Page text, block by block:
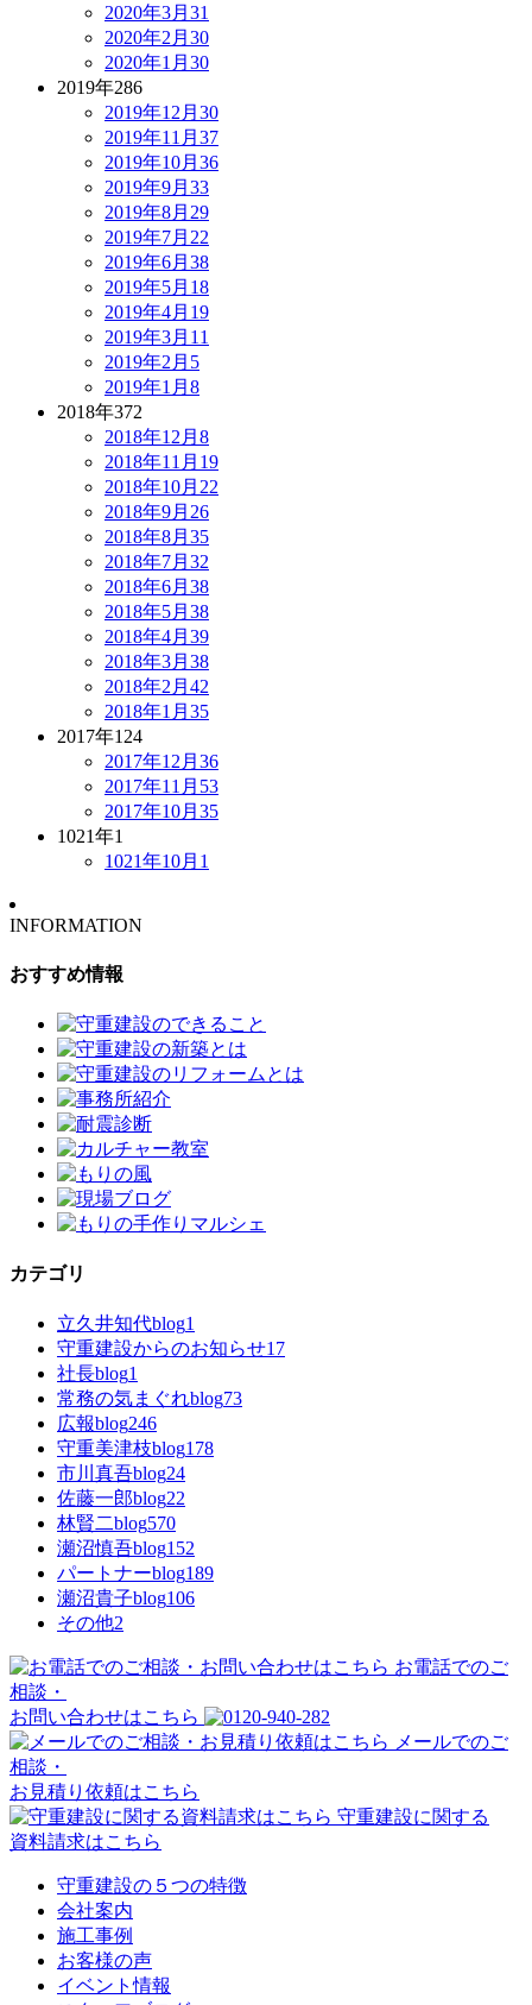
2020年3月 31
2020年2月 30
2020年1月 30
2019年286
2019年12月 30
2019年11月 37
2019年10月 36
2019年9月 33
2019年8月 29
2019年7月 22
2019年6月 38
2019年5月 18
2019年4月 19
2019年3月 11
2019年2月 5
2019年1月 8
2018年372
2018年12月 8
2018年11月 19
2018年10月 22
2018年9月 26
2018年8月 35
2018年7月 32
2018年6月 38
2018年5月 38
2018年4月 39
2018年3月 38
2018年2月 42
2018年1月 35
2017年124
2017年12月 36
2017年11月 53
2017年10月 35
1021年1
1021年10月 1
INFORMATION
おすすめ情報
カテゴリ
立久井知代blog1
守重建設からのお知らせ17
社長blog1
常務の気まぐれblog73
広報blog246
守重美津枝blog178
市川真吾blog24
佐藤一郎blog22
林賢二blog570
瀬沼慎吾blog152
パートナーblog189
瀬沼貴子blog106
その他2
お電話でのご
相談・
お問い合わせはこちら
メールでのご
相談・
お見積り依頼はこちら
守重建設に関する
資料請求はこちら
守重建設の５つの特徴
会社案内
施工事例
お客様の声
イベント情報